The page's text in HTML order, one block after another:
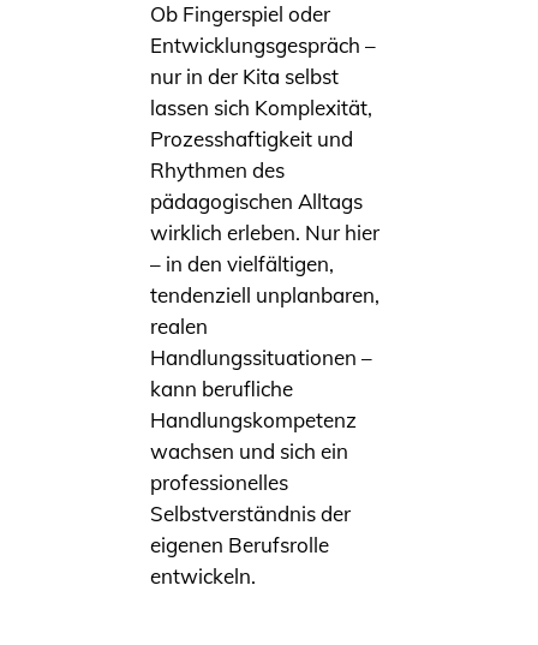
Ob Fingerspiel oder
Entwicklungsgespräch –
nur in der Kita selbst
lassen sich Komplexität,
Prozesshaftigkeit und
Rhythmen des
pädagogischen Alltags
wirklich erleben. Nur hier
– in den vielfältigen,
tendenziell unplanbaren,
realen
Handlungssituationen –
kann berufliche
Handlungskompetenz
wachsen und sich ein
professionelles
Selbstverständnis der
eigenen Berufsrolle
entwickeln.